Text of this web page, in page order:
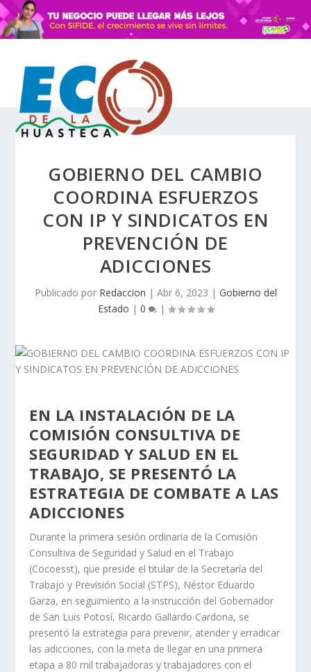
GOBIERNO DEL CAMBIO
COORDINA ESFUERZOS
CON IP Y SINDICATOS EN
PREVENCIÓN DE
ADICCIONES
Publicado por Redaccion | Abr 6, 2023 | Gobierno del
Estado | 0 |
EN LA INSTALACIÓN DE LA
COMISIÓN CONSULTIVA DE
SEGURIDAD Y SALUD EN EL
TRABAJO, SE PRESENTÓ LA
ESTRATEGIA DE COMBATE A LAS
ADICCIONES
Durante la primera sesión ordinaria de la Comisión
Consultiva de Seguridad y Salud en el Trabajo
(Cocoesst), que preside el titular de la Secretaría del
Trabajo y Previsión Social (STPS), Néstor Eduardo
Garza, en seguimiento a la instrucción del Gobernador
de San Luis Potosí, Ricardo Gallardo Cardona, se
presentó la estrategia para prevenir, atender y erradicar
las adicciones, con la meta de llegar en una primera
etapa a 80 mil trabajadoras y trabajadores con el